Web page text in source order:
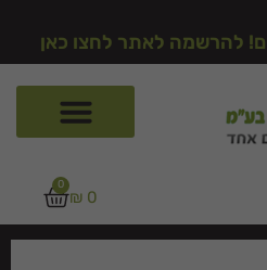
להרשמה לאתר לחצו כאן
₪